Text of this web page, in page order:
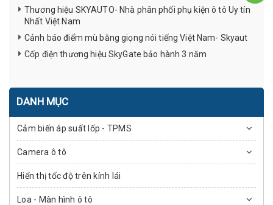
Thương hiệu SKYAUTO- Nhà phân phối phụ kiện ô tô Uy tín
Nhất Việt Nam
Cảnh báo điểm mù bằng giọng nói tiếng Việt Nam- Skyaut
Cốp điện thương hiệu SkyGate bảo hành 3 năm
DANH MỤC
Cảm biến áp suất lốp - TPMS
Camera ô tô
Hiển thị tốc độ trên kính lái
Loa - Màn hình ô tô